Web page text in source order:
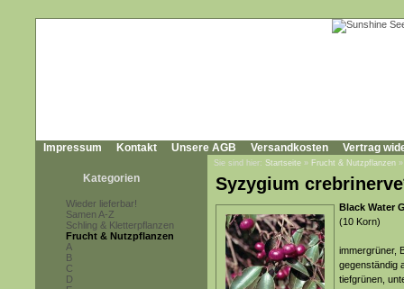
Impressum Kontakt Unsere AGB Versandkosten Vertrag
Kategorien
Wieder lieferbar!
Samen A-Z
Schling & Kletterpflanzen
Frucht & Nutzpflanzen
A
B
C
D
Sie sind hier: Startseite » Frucht & Nutzpflanzen
Syzygium
Black Water
(10 Korn)
immergrüner,
gegenständig
tiefgrünen,